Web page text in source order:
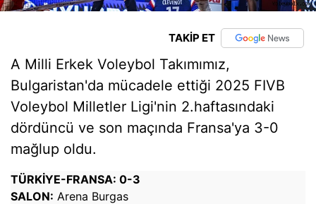
TAKİP ET
A Milli Erkek Voleybol Takımımız,
Bulgaristan'da mücadele ettiği 2025 FIVB
Voleybol Milletler Ligi'nin 2.haftasındaki
dördüncü ve son maçında Fransa'ya 3-0
mağlup oldu.
TÜRKİYE-FRANSA: 0-3
SALON: Arena Burgas